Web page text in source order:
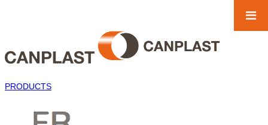
PRODUCTS